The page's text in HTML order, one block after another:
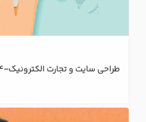
طراحی سایت و تجارت الکترونیک-4